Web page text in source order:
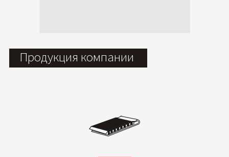
Продукция компании